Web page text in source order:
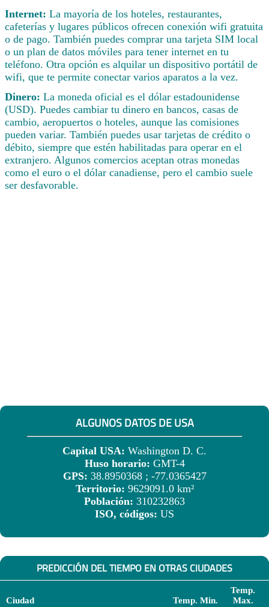
Internet: La mayoría de los hoteles, restaurantes,
cafeterías y lugares públicos ofrecen conexión wifi gratuita
o de pago. También puedes comprar una tarjeta SIM local
o un plan de datos móviles para tener internet en tu
teléfono. Otra opción es alquilar un dispositivo portátil de
wifi, que te permite conectar varios aparatos a la vez.
Dinero: La moneda oficial es el dólar estadounidense
(USD). Puedes cambiar tu dinero en bancos, casas de
cambio, aeropuertos o hoteles, aunque las comisiones
pueden variar. También puedes usar tarjetas de crédito o
débito, siempre que estén habilitadas para operar en el
extranjero. Algunos comercios aceptan otras monedas
como el euro o el dólar canadiense, pero el cambio suele
ser desfavorable.
ALGUNOS DATOS DE USA
Capital USA: Washington D. C.
Huso horario: GMT-4
GPS: 38.8950368 ; -77.0365427
Territorio: 9629091.0 km²
Población: 310232863
ISO, códigos: US
PREDICCIÓN DEL TIEMPO EN OTRAS CIUDADES
Ciudad Temp. Min.
Temp.
Max.